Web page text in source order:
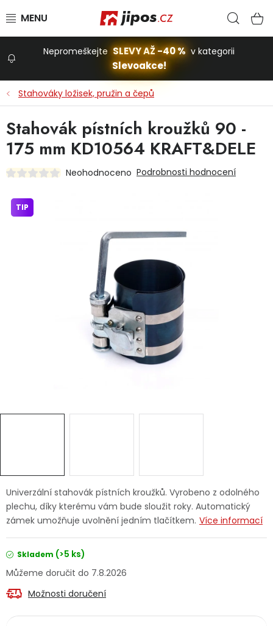
Stavba a dům
Autodoplňky
Značky
Jaký je aktuální stav mé objednávky?
Velkoobchodní spolupráce (B2B)
Nepromeškejte SLEVY AŽ -40 % v kategorii
Slevoakce!
Stahováky ložisek, pružin a čepů
Univerzální stahovák pístních kroužků. Vyrobeno z odolného
plechu, díky kterému vám bude sloužit roky. Automatický
zámek umožňuje uvolnění jedním tlačítkem. Více informací
Skladem (>5 ks)
7.8.2026
Možnosti doručení
Stahovák pístních kroužků 90 -
175 mm KD10564 KRAFT&DELE
Neohodnoceno Podrobnosti hodnocení
TIP